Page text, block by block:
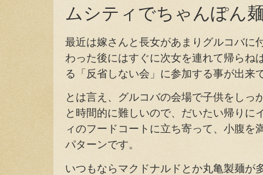
ムシティでちゃんぽん
最近は嫁さんと長女があまりグルコバに
わった後にはすぐに次女を連れて帰らね
る「反省しない会」に参加する事が出来
とは言え、グルコバの会場で子供をしっ
と時間的に難しいので、だいたい帰りに
ィのフードコートに立ち寄って、小腹を
パターンです。
いつもならマクドナルドとか丸亀製麺が